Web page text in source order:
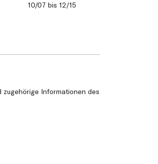
10/07 bis 12/15
Informationen des